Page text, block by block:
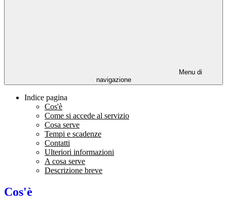
Menu di
navigazione
Indice pagina
Cos'è
Come si accede al servizio
Cosa serve
Tempi e scadenze
Contatti
Ulteriori informazioni
A cosa serve
Descrizione breve
Cos'è